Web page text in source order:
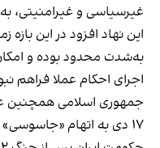
غیرسیاسی و غیرامنیتی، به
این نهاد افزود در این
به‌شدت محدود بوده و
اجرای احکام عملا فراهم
جمهوری اسلامی همچنین
۱۷ دی به اتهام «جاسوسی» برای اسرائیل اعدام کرد.